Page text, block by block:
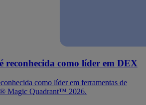
reconhecida como líder em DEX
como líder em ferramentas de
Magic Quadrant™ 2026.